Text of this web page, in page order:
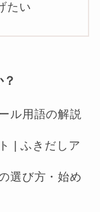
たい
ル用語の解説
| ふきだしア
選び方・始め